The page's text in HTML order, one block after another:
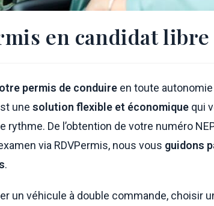
en candidat libre
permis de conduire en toute
unesolution flexible et économique qui
De l’obtention de votre numéro
via RDVPermis, nous vous guidons
.
un véhicule à double commande, choisir